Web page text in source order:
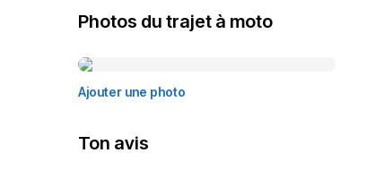
Photos du trajet à moto
Ajouter une photo
Ton avis